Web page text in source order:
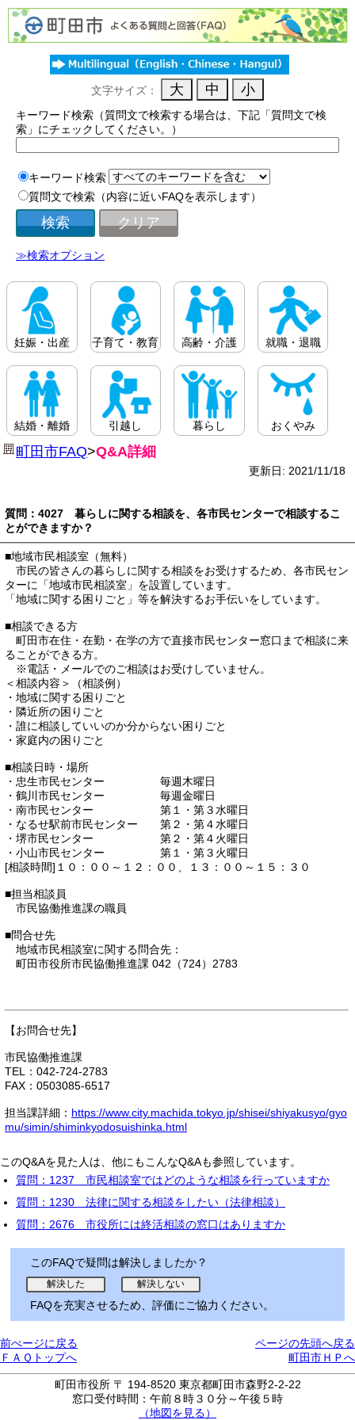
文字サイズ：
キーワード検索（質問文で検索する場合は、下記「質問文で検
索」にチェックしてください。）
キーワード検索
質問文で検索（内容に近いFAQを表示します）
≫検索オプション
妊娠・出産 子育て・教育 高齢・介護 就職・退職
結婚・離婚 引越し 暮らし おくやみ
町田市FAQ>Q&A詳細
更新日: 2021/11/18
質問：4027 暮らしに関する相談を、各市民センターで相談するこ
とができますか？
■地域市民相談室（無料）
市民の皆さんの暮らしに関する相談をお受けするため、各市民セン
ターに「地域市民相談室」を設置しています。
「地域に関する困りごと」等を解決するお手伝いをしています。
■相談できる方
町田市在住・在勤・在学の方で直接市民センター窓口まで相談に来
ることができる方。
※電話・メールでのご相談はお受けしていません。
＜相談内容＞（相談例）
・地域に関する困りごと
・隣近所の困りごと
・誰に相談していいのか分からない困りごと
・家庭内の困りごと
■相談日時・場所
・忠生市民センター 毎週木曜日
・鶴川市民センター 毎週金曜日
・南市民センター 第１・第３水曜日
・なるせ駅前市民センター 第２・第４水曜日
・堺市民センター 第２・第４火曜日
・小山市民センター 第１・第３火曜日
[相談時間]１０：００～１２：００、１３：００～１５：３０
■担当相談員
市民協働推進課の職員
■問合せ先
地域市民相談室に関する問合先：
町田市役所市民協働推進課 042（724）2783
【お問合せ先】
市民協働推進課
TEL：042-724-2783
FAX：0503085-6517
担当課詳細： https://www.city.machida.tokyo.jp/shisei/shiyakusyo/gyo
mu/simin/shiminkyodosuishinka.html
このQ&Aを見た人は、他にもこんなQ&Aも参照しています。
質問：1237 市民相談室ではどのような相談を行っていますか
質問：1230 法律に関する相談をしたい（法律相談）
質問：2676 市役所には終活相談の窓口はありますか
このFAQで疑問は解決しましたか？
FAQを充実させるため、評価にご協力ください。
前ぺージに戻る
ページの先頭へ戻る
ＦＡＱトップへ
町田市ＨＰへ
町田市役所 〒 194-8520 東京都町田市森野2-2-22
窓口受付時間：午前８時３０分～午後５時
（地図を見る）